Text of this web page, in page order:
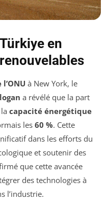
en
à New York, le
a révélé que la part
capacité énergétique
les 60 %. Cette
dans les efforts du
et soutenir des
que cette avancée
des technologies à
l’industrie.